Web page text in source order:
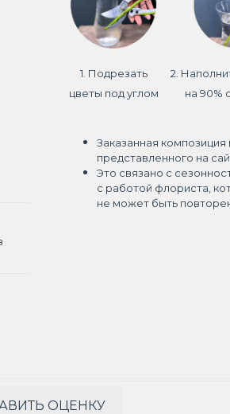
1. Подрезать
цветы под углом
2.
на 90%
Заказанная
представленного на
Это связано с
с работой флориста,
не может быть
ОЦЕНКУ